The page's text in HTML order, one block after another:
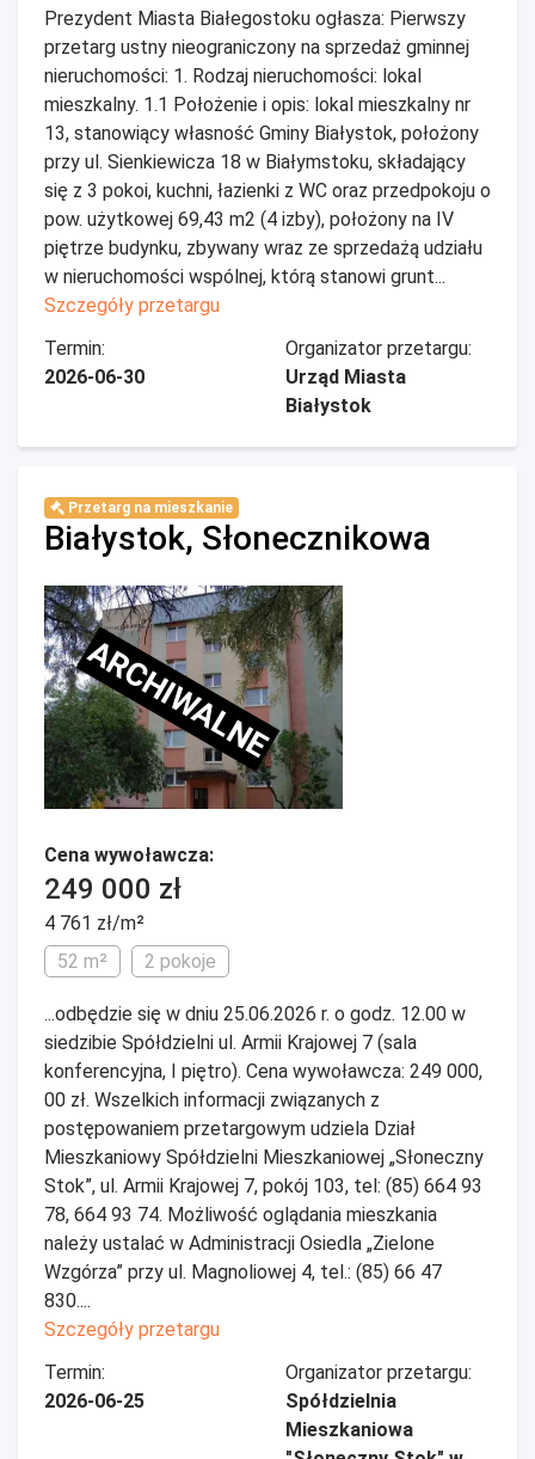
Prezydent Miasta Białegostoku ogłasza: Pierwszy
przetarg ustny nieograniczony na sprzedaż gminnej
nieruchomości: 1. Rodzaj nieruchomości: lokal
mieszkalny. 1.1 Położenie i opis: lokal mieszkalny nr
13, stanowiący własność Gminy Białystok, położony
przy ul. Sienkiewicza 18 w Białymstoku, składający
się z 3 pokoi, kuchni, łazienki z WC oraz przedpokoju o
pow. użytkowej 69,43 m2 (4 izby), położony na IV
piętrze budynku, zbywany wraz ze sprzedażą udziału
w nieruchomości wspólnej, którą stanowi grunt...
Szczegóły przetargu
Termin:
2026-06-30
Organizator przetargu:
Urząd Miasta
Białystok
Przetarg na mieszkanie
Białystok, Słonecznikowa
ARCHIWALNE
Cena wywoławcza:
249 000 zł
4 761 zł/m²
52 m²
2 pokoje
...odbędzie się w dniu 25.06.2026 r. o godz. 12.00 w
siedzibie Spółdzielni ul. Armii Krajowej 7 (sala
konferencyjna, I piętro). Cena wywoławcza: 249 000,
00 zł. Wszelkich informacji związanych z
postępowaniem przetargowym udziela Dział
Mieszkaniowy Spółdzielni Mieszkaniowej „Słoneczny
Stok”, ul. Armii Krajowej 7, pokój 103, tel: (85) 664 93
78, 664 93 74. Możliwość oglądania mieszkania
należy ustalać w Administracji Osiedla „Zielone
Wzgórza” przy ul. Magnoliowej 4, tel.: (85) 66 47
830....
Szczegóły przetargu
Termin:
2026-06-25
Organizator przetargu:
Spółdzielnia
Mieszkaniowa